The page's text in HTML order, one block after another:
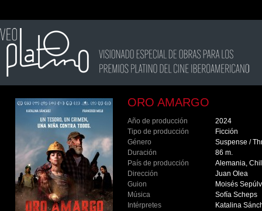
ORO AMARGO
Año de producción
2024
Tipo de producción
Ficción
Género
Suspense /
Duración
86 m.
País de producción
Alemania,
Dirección
Juan Olea
Guion
Moisés
Música
Sofía Scheps
Intérpretes
Katalina